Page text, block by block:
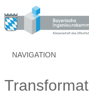
NAVIGATION